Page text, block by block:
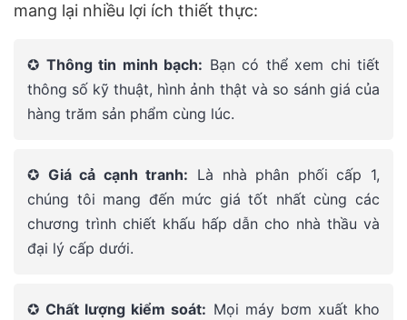
mang lại nhiều lợi ích thiết thực:
✪ Thông tin minh bạch: Bạn có thể xem chi tiết
thông số kỹ thuật, hình ảnh thật và so sánh giá của
hàng trăm sản phẩm cùng lúc.
✪ Giá cả cạnh tranh: Là nhà phân phối cấp 1,
chúng tôi mang đến mức giá tốt nhất cùng các
chương trình chiết khấu hấp dẫn cho nhà thầu và
đại lý cấp dưới.
✪Chất lượng kiểm soát: Mọi máy bơm xuất kho